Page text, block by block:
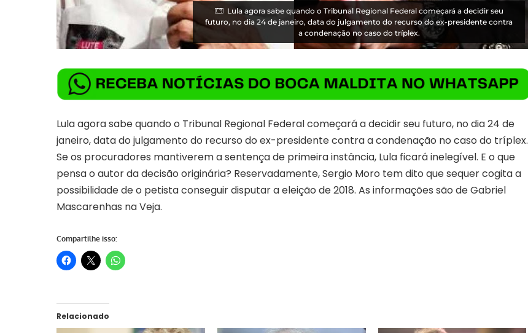
Lula agora sabe quando o Tribunal Regional Federal começará a decidir seu
futuro, no dia 24 de janeiro, data do julgamento do recurso do ex-presidente contra
a condenação no caso do tríplex.
Lula agora sabe quando o Tribunal Regional Federal começará a decidir seu futuro, no dia 24 de
janeiro, data do julgamento do recurso do ex-presidente contra a condenação no caso do tríplex.
Se os procuradores mantiverem a sentença de primeira instância, Lula ficará inelegível. E o que
pensa o autor da decisão originária? Reservadamente, Sergio Moro tem dito que sequer cogita a
possibilidade de o petista conseguir disputar a eleição de 2018. As informações são deGabriel
Mascarenhas na Veja.
Compartilhe isso:
Relacionado